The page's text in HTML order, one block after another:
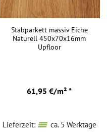
Stabparkett massiv Eiche
Naturell 450x70x16mm
Upfloor
61,95 €/m² *
Lieferzeit: ca. 5 Werktage